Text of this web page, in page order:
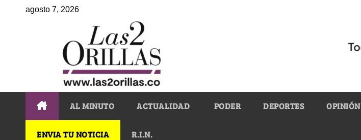
agosto 7, 2026
AL MINUTO ACTUALIDAD PODER DEPORTES OPINIÓN
ENVIA TU NOTICIA R.I.N.